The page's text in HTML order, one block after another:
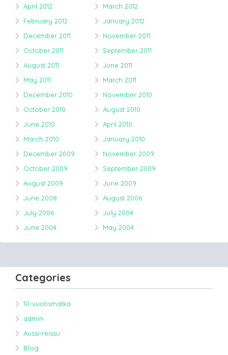
April 2012
March 2012
February 2012
January 2012
December 2011
November 2011
October 2011
September 2011
August 2011
June 2011
May 2011
March 2011
December 2010
November 2010
October 2010
August 2010
June 2010
April 2010
March 2010
January 2010
December 2009
November 2009
October 2009
September 2009
August 2009
June 2009
June 2008
August 2006
July 2006
July 2004
June 2004
May 2004
Categories
10-vuotismatka
admin
Aussi-reissu
Blog